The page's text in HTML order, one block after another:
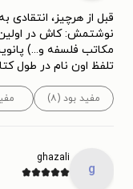
قبل از هرچیز،
نوشتمش: کاش در اولین
مکاتب فلسفه و...)
تلفظ اون نام در طول
مفید بود (۸)
g
ghazali